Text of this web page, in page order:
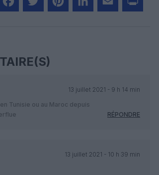
13 juillet 2021 - 9 h 14 min
Tunisie ou au Maroc depuis
RÉPONDRE
13 juillet 2021 - 10 h 39 min